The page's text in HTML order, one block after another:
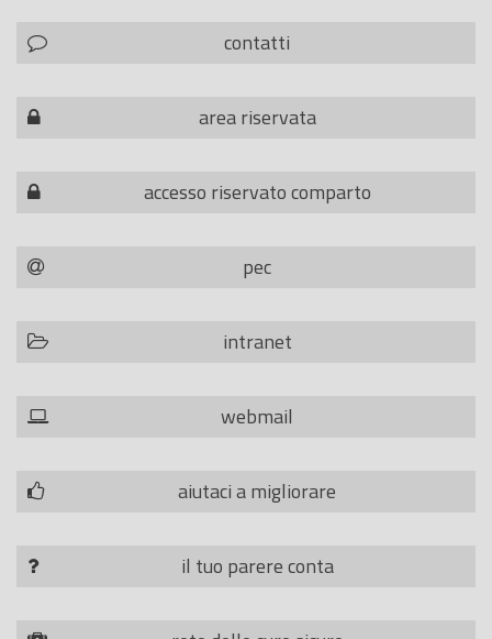
contatti
area riservata
accesso riservato comparto
pec
intranet
webmail
aiutaci a migliorare
il tuo parere conta